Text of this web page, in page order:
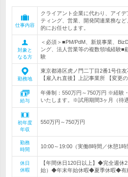
仕事内容
クライアント企業に代わり、アイ
ティング、営業、開発関連業務な
的にお任せします。
対象と
なる方
＜必須＞■PM/PdM、新規事業、
ング、法人営業等の複数領域経験■
験
勤務地
東京都港区虎ノ門二丁目2番1号住
【雇入れ直後】上記事業所 【変更
給与
年俸制：550万円～750万円 ※経験
いたします。※試用期間3ヶ月（待
初年度
年収
550万円～750万円
勤務
時間
10:00～19:00（実働8時間／休憩1
休日
休暇
【年間休日120日以上】◆完全週休
始）◆年末年始休暇◆夏季休暇◆有